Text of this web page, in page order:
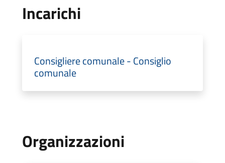
Incarichi
Consigliere comunale - Consiglio
comunale
Organizzazioni